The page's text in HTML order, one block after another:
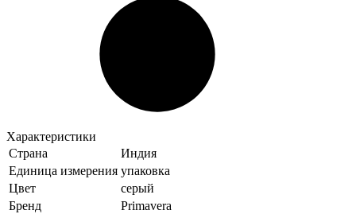
Характеристики
Страна
Индия
Единица измерения упаковка
Цвет
серый
Бренд
Primavera